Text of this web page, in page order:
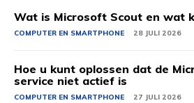
Wat is Microsoft Scout en wat
COMPUTER EN SMARTPHONE 28 JULI 2026
Hoe u kunt oplossen dat de
service niet actief is
COMPUTER EN SMARTPHONE 27 JULI 2026